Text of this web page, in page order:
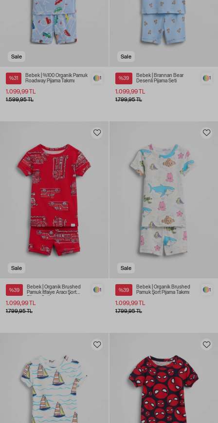
(8) 5 Yaş (7)
Sale
%31
Bebek | %100 Organik Pamuk
Roadway Pijama Takımı
1.099,99 TL
1
1.599,95 TL
Sale
%39
Bebek | Brannan Bear
Desenli Pijama Seti
1.099,99 TL
1
1.799,95 TL
Sale
%39
Bebek | Organik Brushed
Pamuk İtfaiye Aracı Şort
Pijama Seti
1.099,99 TL
1
1.799,95 TL
Sale
%39
Bebek | Organik Brushed
Pamuk Şort Pijama Takımı
1.099,99 TL
1
1.799,95 TL